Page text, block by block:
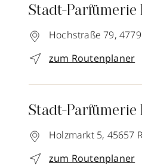
Stadt-Parfümerie
Hochstraße 79,
zum Routenplaner
Stadt-Parfümerie
Holzmarkt 5, 45657
zum Routenplaner